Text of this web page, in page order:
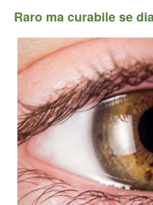
Raro ma curabile se